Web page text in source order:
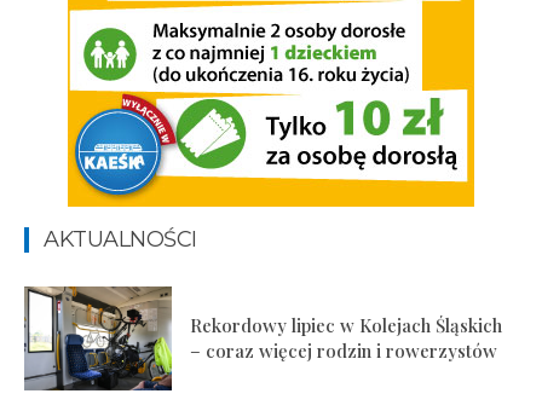
AKTUALNOŚCI
Rekordowy lipiec w Kolejach Śląskich
– coraz więcej rodzin i rowerzystów